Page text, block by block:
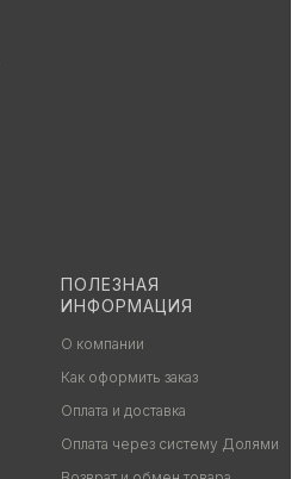
ПОЛЕЗНАЯ
ИНФОРМАЦИЯ
О компании
Как оформить заказ
Оплата и доставка
Оплата через систему Долями